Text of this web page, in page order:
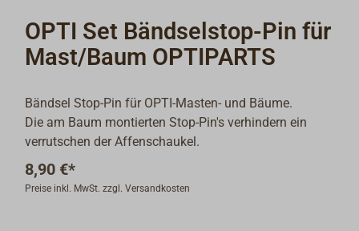
OPTI Set Bändselstop-Pin für
Mast/Baum OPTIPARTS
Bändsel Stop-Pin für OPTI-Masten- und Bäume.
Die am Baum montierten Stop-Pin's verhindern ein
verrutschen der Affenschaukel.
8,90 €*
Preise inkl. MwSt. zzgl. Versandkosten